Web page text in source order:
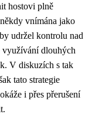
hostovi plně
vnímána jako
udržel kontrolu nad
využívání dlouhých
V diskuzích s tak
tato strategie
i přes přerušení